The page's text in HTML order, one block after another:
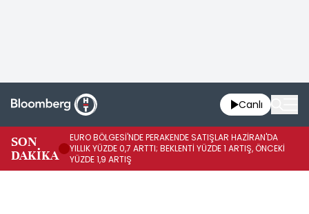
Canlı
SON
DAKİKA
EURO BÖLGESİ'NDE PERAKENDE SATIŞLAR HAZİRAN'DA
YILLIK YÜZDE 0,7 ARTTI; BEKLENTİ YÜZDE 1 ARTIŞ, ÖNCEKİ
YÜZDE 1,9 ARTIŞ